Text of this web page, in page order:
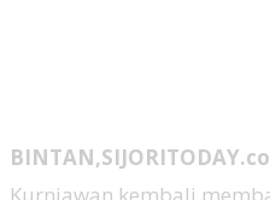
Kurniawan kembali